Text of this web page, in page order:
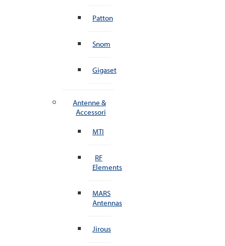
Patton
Snom
Gigaset
Antenne &
Accessori
MTI
RF
Elements
MARS
Antennas
Jirous